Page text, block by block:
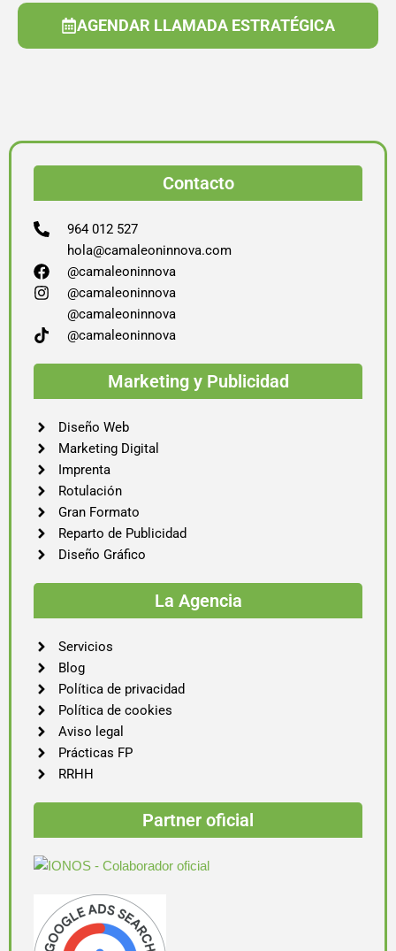
AGENDAR LLAMADA ESTRATÉGICA
Contacto
964 012 527
hola@camaleoninnova.com
@camaleoninnova
@camaleoninnova
@camaleoninnova
@camaleoninnova
Marketing y Publicidad
Diseño Web
Marketing Digital
Imprenta
Rotulación
Gran Formato
Reparto de Publicidad
Diseño Gráfico
La Agencia
Servicios
Blog
Política de privacidad
Política de cookies
Aviso legal
Prácticas FP
RRHH
Partner oficial